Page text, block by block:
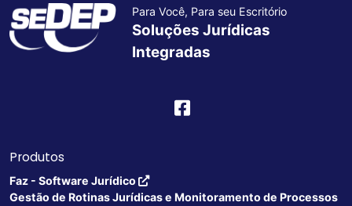
Para Você, Para seu Escritório
Soluções Jurídicas
Integradas
Produtos
Faz - Software Jurídico
Gestão de Rotinas Jurídicas e Monitoramento de Processos